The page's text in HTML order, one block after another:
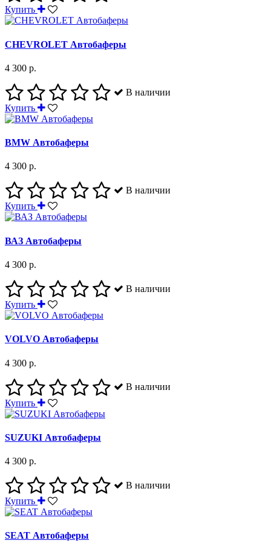
Купить
CHEVROLET Автобаферы
4 300 р.
В наличии
Купить
BMW Автобаферы
4 300 р.
В наличии
Купить
ВАЗ Автобаферы
4 300 р.
В наличии
Купить
VOLVO Автобаферы
4 300 р.
В наличии
Купить
SUZUKI Автобаферы
4 300 р.
В наличии
Купить
SEAT Автобаферы